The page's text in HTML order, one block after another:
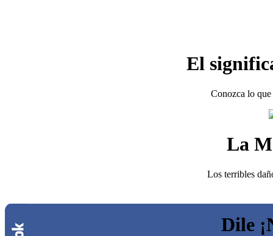
El
Conozca lo
La
Los terribles
Dile